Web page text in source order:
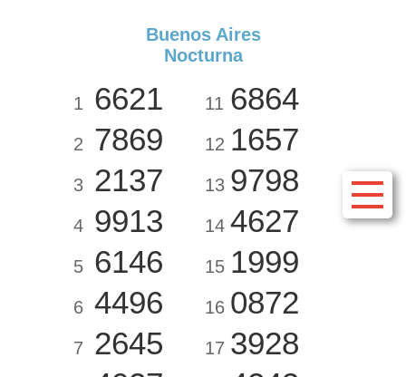
Buenos Aires
Nocturna
1 6621
2 7869
3 2137
4 9913
5 6146
6 4496
7
2645
11 6864
12 1657
13 9798
14 4627
15 1999
16 0872
17 3928